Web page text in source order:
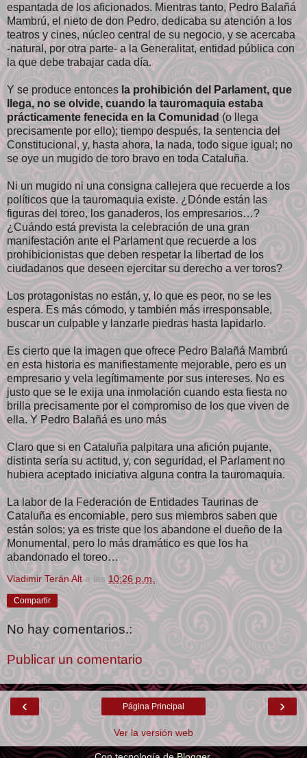
espantada de los aficionados. Mientras tanto, Pedro Balañá
Mambrú, el nieto de don Pedro, dedicaba su atención a los
teatros y cines, núcleo central de su negocio, y se acercaba
-natural, por otra parte- a la Generalitat, entidad pública con
la que debe trabajar cada día.
Y se produce entonces la prohibición del Parlament, que
llega, no se olvide, cuando la tauromaquia estaba
prácticamente fenecida en la Comunidad(o llega
precisamente por ello); tiempo después, la sentencia del
Constitucional, y, hasta ahora, la nada, todo sigue igual; no
se oye un mugido de toro bravo en toda Cataluña.
Ni un mugido ni una consigna callejera que recuerde a los
políticos que la tauromaquia existe. ¿Dónde están las
figuras del toreo, los ganaderos, los empresarios…?
¿Cuándo está prevista la celebración de una gran
manifestación ante el Parlament que recuerde a los
prohibicionistas que deben respetar la libertad de los
ciudadanos que deseen ejercitar su derecho a ver toros?
Los protagonistas no están, y, lo que es peor, no se les
espera. Es más cómodo, y también más irresponsable,
buscar un culpable y lanzarle piedras hasta lapidarlo.
Es cierto que la imagen que ofrece Pedro Balañá Mambrú
en esta historia es manifiestamente mejorable, pero es un
empresario y vela legítimamente por sus intereses. No es
justo que se le exija una inmolación cuando esta fiesta no
brilla precisamente por el compromiso de los que viven de
ella. Y Pedro Balañá es uno más
Claro que si en Cataluña palpitara una afición pujante,
distinta sería su actitud, y, con seguridad, el Parlament no
hubiera aceptado iniciativa alguna contra la tauromaquia.
La labor de la Federación de Entidades Taurinas de
Cataluña es encomiable, pero sus miembros saben que
están solos; ya es triste que los abandone el dueño de la
Monumental, pero lo más dramático es que los ha
abandonado el toreo…
Vladimir Terán Alt a las10:26 p.m.
Compartir
No hay comentarios.:
Publicar un comentario
‹ ›
Página Principal
Ver la versión web